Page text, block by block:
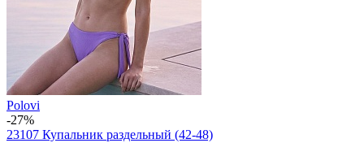
Polovi
-27%
23107 Купальник раздельный (42-48)